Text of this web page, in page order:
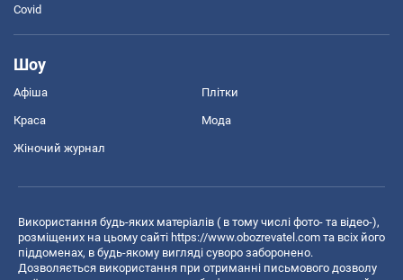
Covid
Шоу
Афіша Плітки
Краса Мода
Жіночий журнал
Використання будь-яких матеріалів ( в тому числі фото- та відео-),
розміщених на цьому сайті https://www.obozrevatel.com та всіх його
піддоменах, в будь-якому вигляді суворо заборонено.
Дозволяється використання при отриманні письмового дозволу